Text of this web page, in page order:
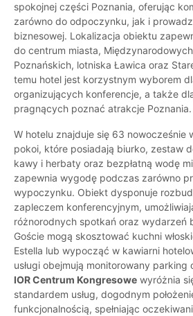
spokojnej części Poznania, oferując
zarówno do odpoczynku, jak i
biznesowej. Lokalizacja obiektu
do centrum miasta,
Poznańskich, lotniska Ławica oraz
temu hotel jest korzystnym wyborem
organizujących konferencje, a także
pragnących poznać atrakcje Poznania.
W hotelu znajduje się 63 nowocześnie
pokoi, które posiadają biurko, zestaw
kawy i herbaty oraz bezpłatną wodę
zapewnia wygodę podczas zarówno
wypoczynku. Obiekt dysponuje
zapleczem konferencyjnym,
różnorodnych spotkań oraz wydarzeń
Goście mogą skosztować kuchni
Estella lub wypocząć w kawiarni
usługi obejmują monitorowany parking
IOR Centrum Kongresowe wyróżnia
standardem usług, dogodnym
funkcjonalnością, spełniając